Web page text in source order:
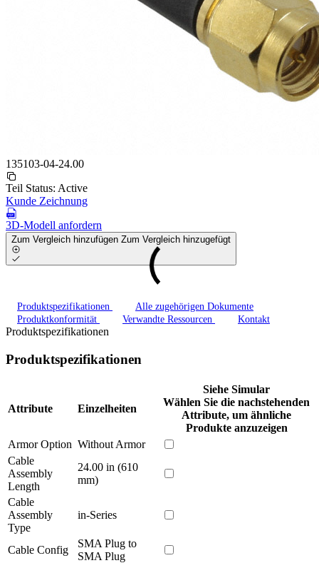
135103-04-24.00
Teil Status: Active
Kunde Zeichnung
3D-Modell anfordern
Zum Vergleich hinzufügen Zum Vergleich hinzugefügt
Produktspezifikationen
Alle zugehörigen Dokumente
Produktkonformität
Verwandte Ressourcen Kontakt
Produktspezifikationen
Produktspezifikationen
Attribute Einzelheiten
Siehe Simular
Wählen Sie die nachstehenden
Attribute, um ähnliche
Produkte anzuzeigen
Armor Option Without Armor
Cable
Assembly
Length
24.00 in (610
mm)
Cable
Assembly
Type
in-Series
Cable Config
SMA Plug to
SMA Plug